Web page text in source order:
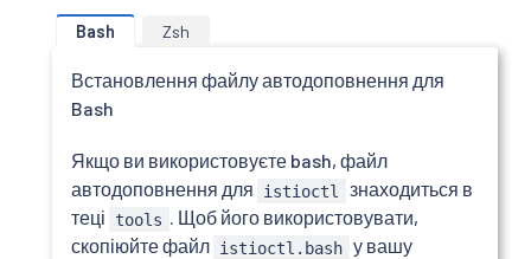
Bash Zsh
Встановлення файлу автодоповнення для
Bash
Якщо ви використовуєте bash, файл
автодоповнення для
istioctl
знаходиться в
теці
tools . Щоб його використовувати,
скопіюйте файл istioctl.bash у вашу